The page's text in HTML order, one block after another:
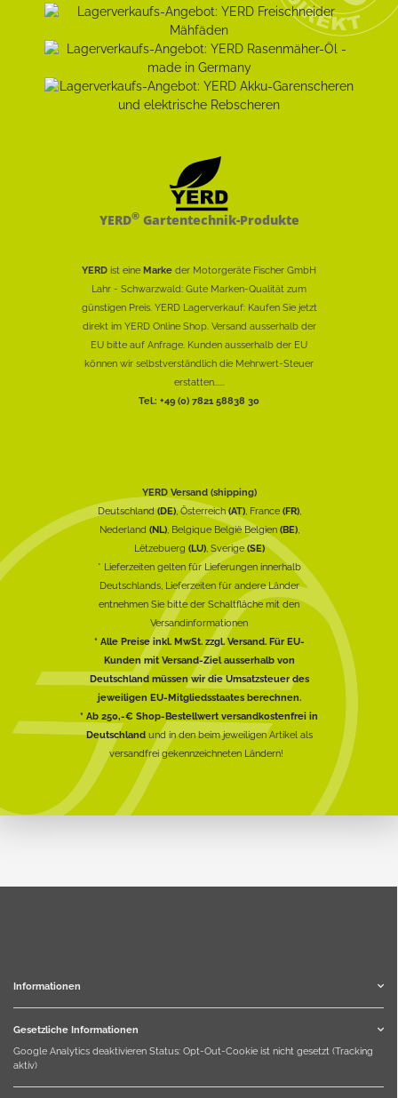
YERD®Gartentechnik-Produkte
YERD ist eine Marke der Motorgeräte Fischer GmbH
Lahr - Schwarzwald: Gute Marken-Qualität zum
günstigen Preis. YERD Lagerverkauf: Kaufen Sie jetzt
direkt im YERD Online Shop. Versand ausserhalb der
EU bitte auf Anfrage. Kunden ausserhalb der EU
können wir selbstverständlich die Mehrwert-Steuer
erstatten......
Tel.: +49 (0) 7821 58838 30
YERD Versand (shipping)
Deutschland(DE), Österreich(AT), France (FR),
Nederland (NL), Belgique België Belgien (BE),
Lëtzebuerg (LU), Sverige(SE)
* Lieferzeiten gelten für Lieferungen innerhalb
Deutschlands, Lieferzeiten für andere Länder
entnehmen Sie bitte der Schaltfläche mit den
Versandinformationen
* Alle Preise inkl. MwSt. zzgl. Versand. Für EU-
Kunden mit Versand-Ziel ausserhalb von
Deutschland müssen wir die Umsatzsteuer des
jeweiligen EU-Mitgliedsstaates berechnen.
* Ab 250,-€ Shop-Bestellwert versandkostenfrei in
Deutschlandund in den beim jeweiligen Artikel als
versandfrei gekennzeichneten Ländern!
Informationen
Gesetzliche Informationen
Google Analytics deaktivieren Status: Opt-Out-Cookie ist nicht gesetzt (Tracking
aktiv)